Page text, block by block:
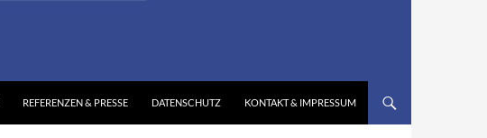
REFERENZEN & PRESSE DATENSCHUTZ KONTAKT & IMPRESSUM